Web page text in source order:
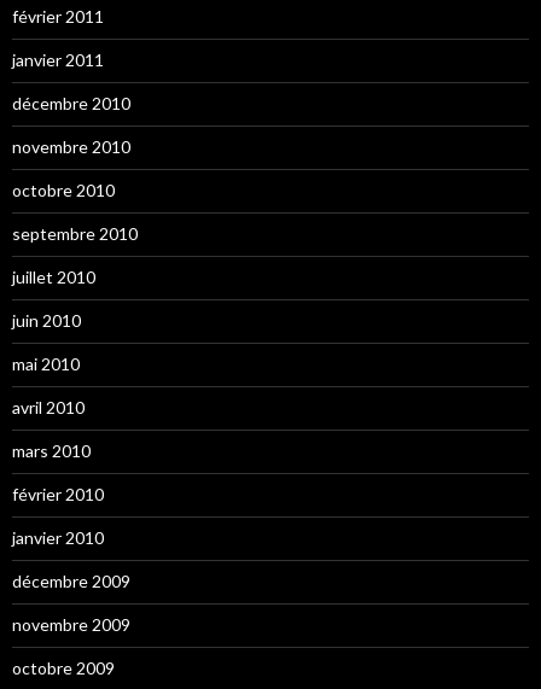
février 2011
janvier 2011
décembre 2010
novembre 2010
octobre 2010
septembre 2010
juillet 2010
juin 2010
mai 2010
avril 2010
mars 2010
février 2010
janvier 2010
décembre 2009
novembre 2009
octobre 2009